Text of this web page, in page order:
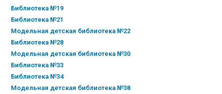
Библиотека №19
Библиотека №21
Модельная детская библиотека №22
Библиотека №28
Модельная детская библиотека №30
Библиотека №33
Библиотека №34
Модельная детская библиотека №38